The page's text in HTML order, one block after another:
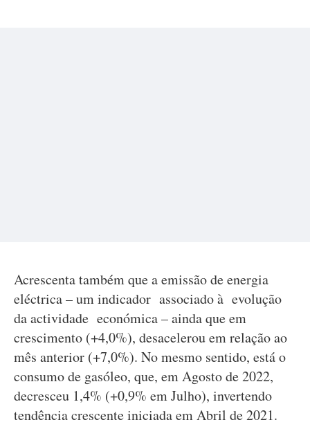
Acrescenta também que a emissão de energia
eléctrica – um indicador associado à evolução
da actividade económica – ainda que em
crescimento (+4,0%), desacelerou em relação ao
mês anterior (+7,0%). No mesmo sentido, está o
consumo de gasóleo, que, em Agosto de 2022,
decresceu 1,4% (+0,9% em Julho), invertendo
tendência crescente iniciada em Abril de 2021.